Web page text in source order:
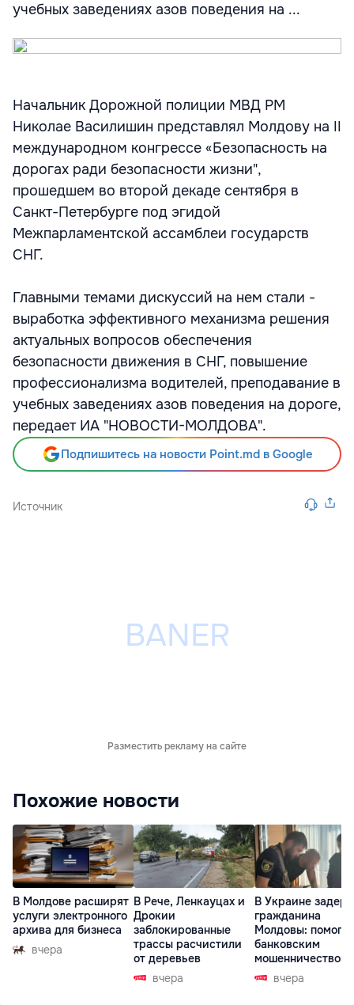
учебных заведениях азов поведения на ...
Начальник Дорожной полиции МВД РМ
Николае Василишин представлял Молдову на II
международном конгрессе «Безопасность на
дорогах ради безопасности жизни",
прошедшем во второй декаде сентября в
Санкт-Петербурге под эгидой
Межпарламентской ассамблеи государств
СНГ.
Главными темами дискуссий на нем стали -
выработка эффективного механизма решения
актуальных вопросов обеспечения
безопасности движения в СНГ, повышение
профессионализма водителей, преподавание в
учебных заведениях азов поведения на дороге,
передает ИА "НОВОСТИ-МОЛДОВА".
Подпишитесь на новости Point.md в Google
Источник
Разместить рекламу на сайте
Похожие новости
В Молдове расширят
услуги электронного
архива для бизнеса
вчера
В Рече, Ленкауцах и
Дрокии
заблокированные
трассы расчистили
от деревьев
вчера
В Украине
гражданина
Молдовы:
банковским
мошенничеством
Чехиивчера